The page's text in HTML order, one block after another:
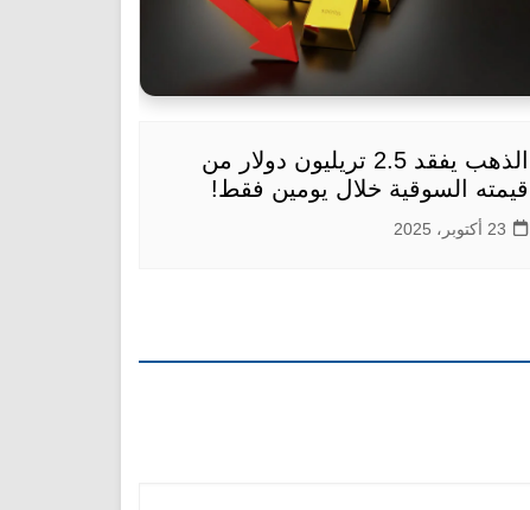
الذهب يفقد 2.5 تريليون دولار من
قيمته السوقية خلال يومين فقط!
23 أكتوبر، 2025